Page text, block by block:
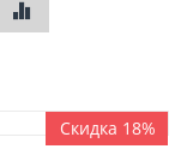
Скидка 18%